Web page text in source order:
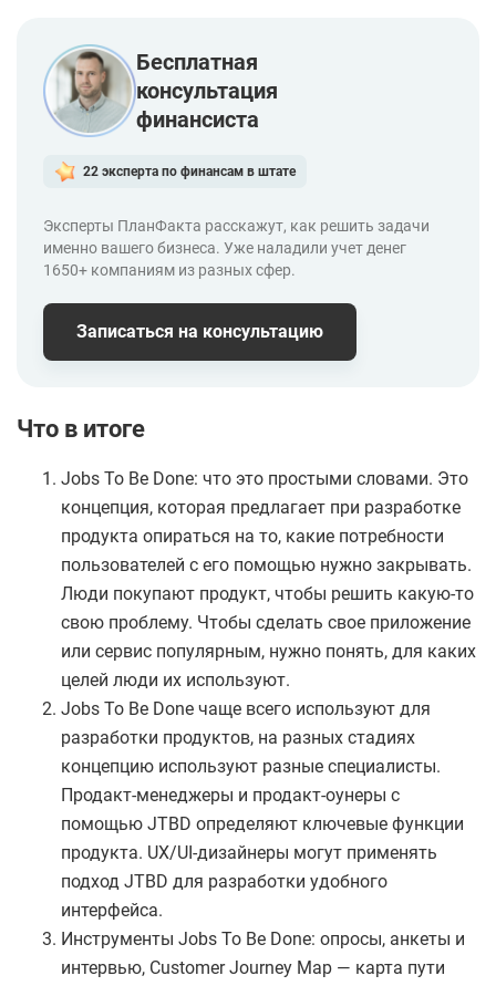
Бесплатная
консультация
финансиста
22 эксперта по финансам в штате
Эксперты ПланФакта расскажут, как решить задачи
именно вашего бизнеса. Уже наладили учет денег
1650+ компаниям из разных сфер.
Записаться на консультацию
Что в итоге
Jobs To Be Done: что это простыми словами. Это
концепция, которая предлагает при разработке
продукта опираться на то, какие потребности
пользователей с его помощью нужно закрывать.
Люди покупают продукт, чтобы решить какую-то
свою проблему. Чтобы сделать свое приложение
или сервис популярным, нужно понять, для каких
целей люди их используют.
Jobs To Be Done чаще всего используют для
разработки продуктов, на разных стадиях
концепцию используют разные специалисты.
Продакт-менеджеры и продакт-оунеры с
помощью JTBD определяют ключевые функции
продукта. UX/UI-дизайнеры могут применять
подход JTBD для разработки удобного
интерфейса.
Инструменты Jobs To Be Done: опросы, анкеты и
интервью, Customer Journey Map — карта пути